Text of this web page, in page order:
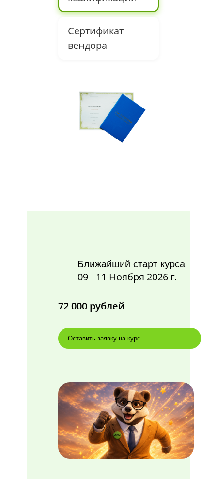
Сертификат
вендора
Ближайший старт курса
09 - 11 Ноября 2026 г.
72 000 рублей
Оставить заявку на курс